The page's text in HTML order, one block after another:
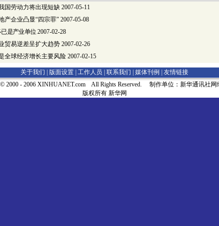
国劳动力将出现短缺 2007-05-11
产企业凸显“四宗罪” 2007-05-08
是产业单位 2007-02-28
贸易逆差呈扩大趋势 2007-02-26
全球经济增长主要风险 2007-02-15
关于我们 | 版面设置 工作人员 联系我们 媒体刊例
友情链接
© 2000 - 2006 XINHUANET.com All Rights Reserved. 制作单位：新华通讯社网
版权所有 新华网